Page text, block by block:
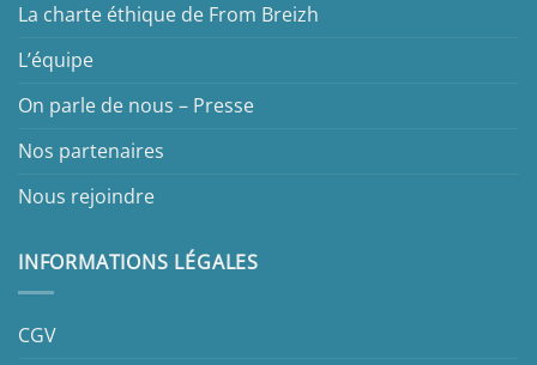
La charte éthique de From Breizh
L’équipe
On parle de nous – Presse
Nos partenaires
Nous rejoindre
INFORMATIONS LÉGALES
CGV